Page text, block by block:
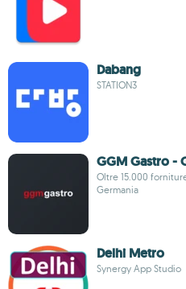
Dabang
STATION3
GGM Gastro -
Oltre 15.000
Germania
Delhi Metro
Synergy App Studio